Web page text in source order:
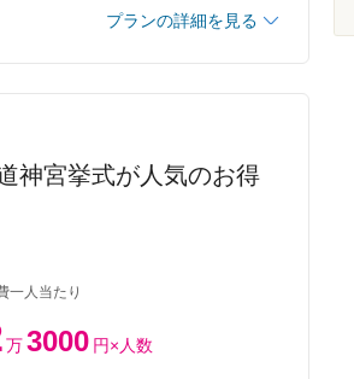
郎新婦控室あり)
込）
くでサポート
プランの詳細を見る
神宮挙式が人気のお得
一人当たり
万 3000 円×人数